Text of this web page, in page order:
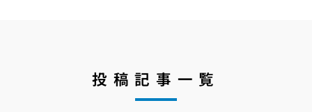
投稿記事一覧